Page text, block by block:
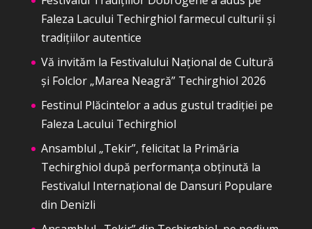
Faleza Lacului Techirghiol farmecul culturii și
tradițiilor autentice
Vă invităm la Festivalului Național de Cultură
și Folclor „Marea Neagră” Techirghiol 2026
Festinul Plăcintelor a adus gustul tradiției pe
Faleza Lacului Techirghiol
Ansamblul „Tekir”, felicitat la Primăria
Techirghiol după performanța obținută la
Festivalul Internațional de Dansuri Populare
din Denizli